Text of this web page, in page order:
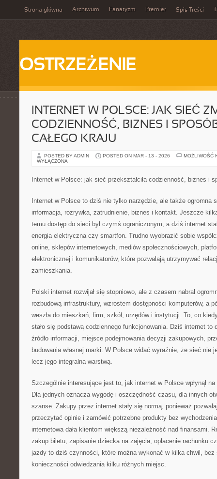
Strona główna Archiwum Fanatyzm Premier Spis Treści
OSTRZEŻENIE
INTERNET W POLSCE: JAK SIEĆ
CODZIENNOŚĆ, BIZNES I
CAŁEGO KRAJU
POSTED BY ADMIN POSTED ON MAR - 13 - 2026
MOŻLIWOŚĆ
WYŁĄCZONA
Internet w Polsce: jak sieć przekształciła codzienność, biznes i
Internet w Polsce to dziś nie tylko narzędzie, ale także ogromna
informacja, rozrywka, zatrudnienie, biznes i kontakt. Jeszcze
temu dostęp do sieci był czymś ograniczonym, a dziś internet
energia elektryczna czy smartfon. Trudno wyobrazić sobie
online, sklepów internetowych, mediów społecznościowych,
elektronicznej i komunikatorów, które pozwalają utrzymywać
zamieszkania.
Polski internet rozwijał się stopniowo, ale z czasem nabrał
rozbudową infrastruktury, wzrostem dostępności komputerów, a
weszła do mieszkań, firm, szkół, urzędów i instytucji. To, co
stało się podstawą codziennego funkcjonowania. Dziś internet to
źródło informacji, miejsce podejmowania decyzji zakupowych,
budowania własnej marki. W Polsce widać wyraźnie, że sieć nie
lecz jego integralną warstwą.
Szczególnie interesujące jest to, jak internet w Polsce wpłynął
Dla jednych oznacza wygodę i oszczędność czasu, dla innych
szanse. Zakupy przez internet stały się normą, ponieważ
przeczytać opinie i zamówić potrzebne produkty bez
internetowa dała klientom większą niezależność nad finansami.
zakup biletu, zapisanie dziecka na zajęcia, opłacenie rachunku
jazdy to dziś czynności, które można wykonać w kilka chwil,
konieczności odwiedzania kilku różnych miejsc.